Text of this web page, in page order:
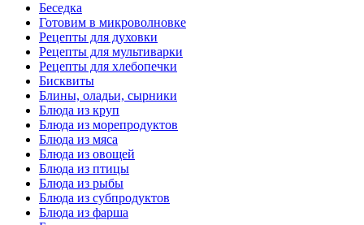
Беседка
Готовим в микроволновке
Рецепты для духовки
Рецепты для мультиварки
Рецепты для хлебопечки
Бисквиты
Блины, оладьи, сырники
Блюда из круп
Блюда из морепродуктов
Блюда из мяса
Блюда из овощей
Блюда из птицы
Блюда из рыбы
Блюда из субпродуктов
Блюда из фарша